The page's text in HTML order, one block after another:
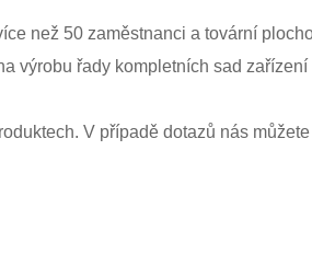
než 50 zaměstnanci a tovární
výrobu řady kompletních sad
V případě dotazů nás